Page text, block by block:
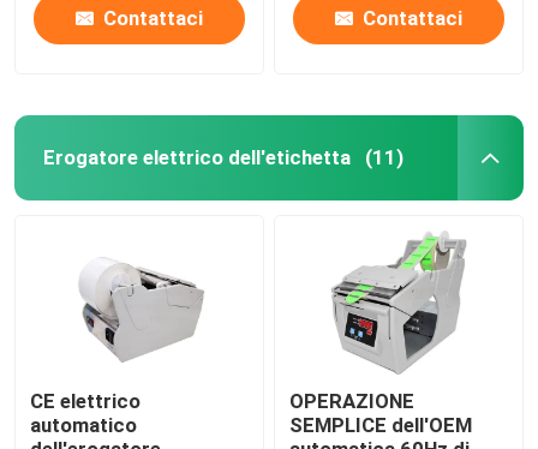
Contattaci Contattaci
Erogatore elettrico dell'etichetta (11)
CE elettrico
automatico
OPERAZIONE
SEMPLICE dell'OEM